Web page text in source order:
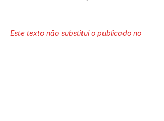
Este texto não substitui o publicado no